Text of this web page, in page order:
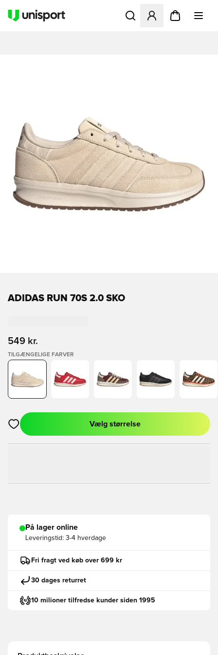
Åbner en Modal til at
ADIDAS RUN 70S 2.0 SKO
549 kr.
TILGÆNGELIGE FARVER
Åbner en Modal til at logge ind eller tilmelde dig som medlem
Vælg størrelse
På lager online
Leveringstid: 3-4 hverdage
Fri fragt ved køb over 699 kr
30 dages returret
10 milioner tilfredse kunder siden 1995